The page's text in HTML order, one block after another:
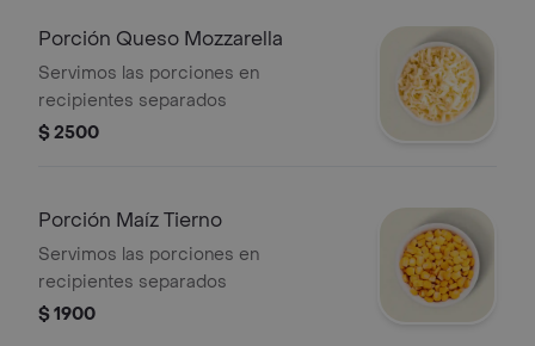
Porción Queso Mozzarella
Servimos las porciones en
recipientes separados
$ 2500
Porción Maíz Tierno
Servimos las porciones en
recipientes separados
$ 1900